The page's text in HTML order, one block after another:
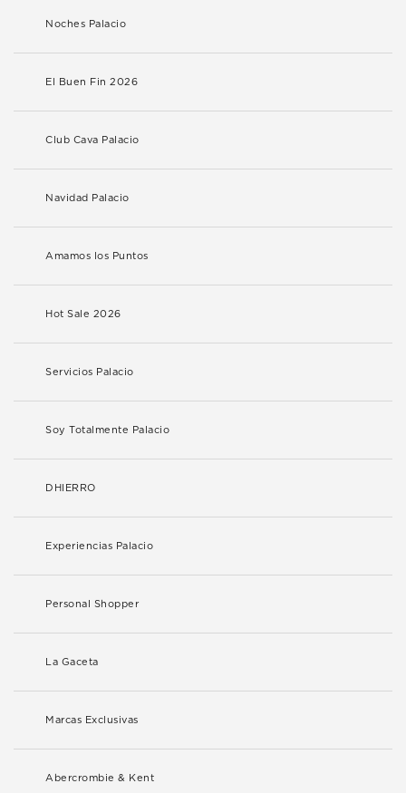
Noches Palacio
El Buen Fin 2026
Club Cava Palacio
Navidad Palacio
Amamos los Puntos
Hot Sale 2026
Servicios Palacio
Soy Totalmente Palacio
DHIERRO
Experiencias Palacio
Personal Shopper
La Gaceta
Marcas Exclusivas
Abercrombie & Kent